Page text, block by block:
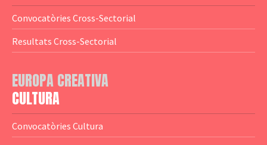
— Publicacions
— Guies MEDIA
— Altres Guies
— Presentacions
— Estudis
Convocatòries Cross-Sectorial
Resultats Cross-Sectorial
EUROPA CREATIVA
CULTURA
Convocatòries Cultura